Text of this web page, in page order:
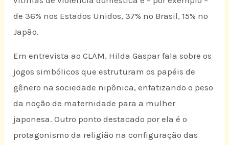
de 36% nos Estados Unidos, 37% no Brasil, 15% no
Japão.
Em entrevista ao CLAM, Hilda Gaspar fala sobre os
jogos simbólicos que estruturam os papéis de
gênero na sociedade nipônica, enfatizando o peso
da noção de maternidade para a mulher
japonesa. Outro ponto destacado por ela é o
protagonismo da religião na configuração das